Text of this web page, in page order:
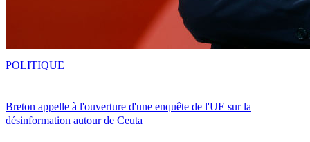
Breton appelle à l'ouverture d'une enquête de l'UE sur la
désinformation autour de Ceuta
POLITIQUE